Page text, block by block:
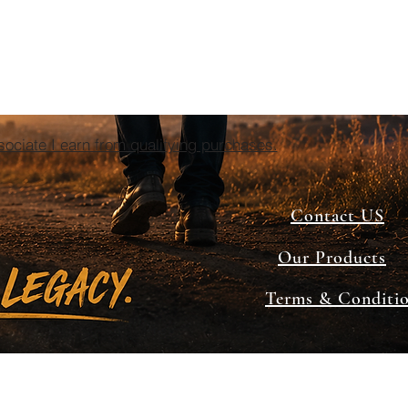
I earn from qualifying purchases.
Contact US
Our Products
Terms &